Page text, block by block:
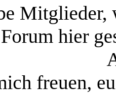
Mitglieder,
hier
freuen,